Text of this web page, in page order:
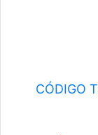
CÓDIGO